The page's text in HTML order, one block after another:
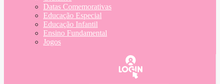
Datas Comemorativas
Educação Especial
Educação Infantil
Ensino Fundamental
Jogos